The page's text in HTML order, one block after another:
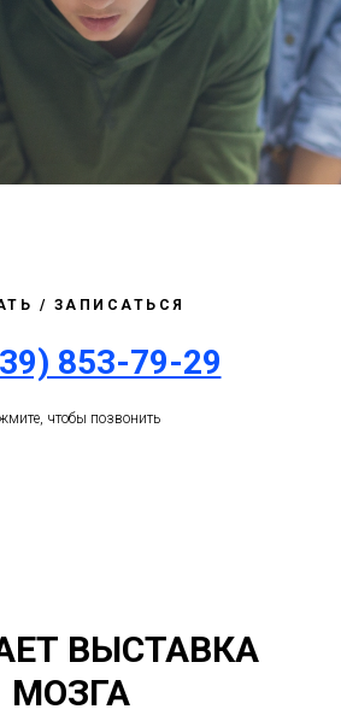
/ ЗАПИСАТЬСЯ
853-79-29
чтобы позвонить
ВЫСТАВКА
МОЗГА